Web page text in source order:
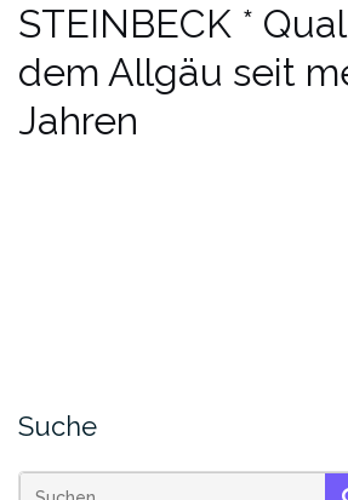
STEINBECK *
dem Allgäu seit
Jahren
Suche